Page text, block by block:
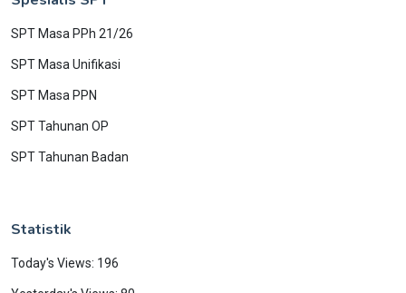
SPT Masa PPh 21/26
SPT Masa Unifikasi
SPT Masa PPN
SPT Tahunan OP
SPT Tahunan Badan
Statistik
Today's Views: 196